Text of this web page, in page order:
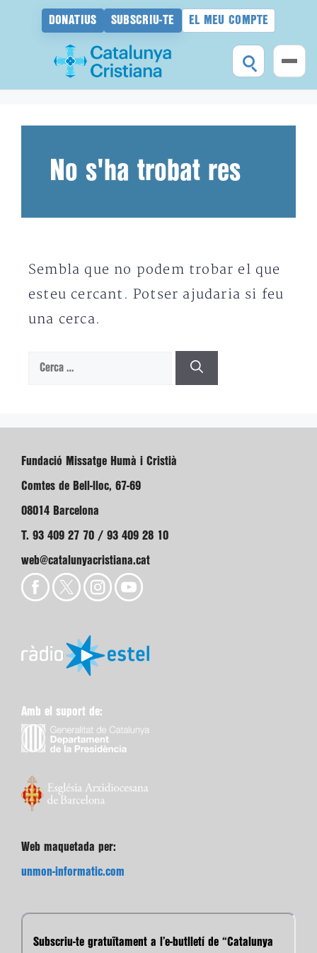
DONATIUS SUBSCRIU-TE EL MEU COMPTE
No s'ha trobat res
Sembla que no podem trobar el que
esteu cercant. Potser ajudaria si feu
una cerca.
Cerca:
Fundació Missatge Humà i Cristià
Comtes de Bell-lloc, 67-69
08014 Barcelona
T. 93 409 27 70 / 93 409 28 10
web@catalunyacristiana.cat
Amb el suport de:
Web maquetada per:
unmon-informatic.com
Subscriu-te gratuïtament a l’e-butlletí de “Catalunya